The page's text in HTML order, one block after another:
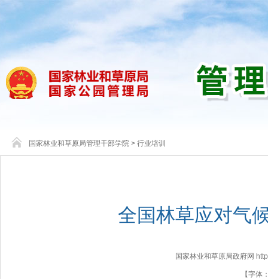
国家林业和草原局管理干部学院 > 行业培训
全国林草应对气
国家林业和草原局政府网
【字体